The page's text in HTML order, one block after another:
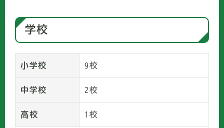
学校
小学校 9校
中学校 2校
高校 1校